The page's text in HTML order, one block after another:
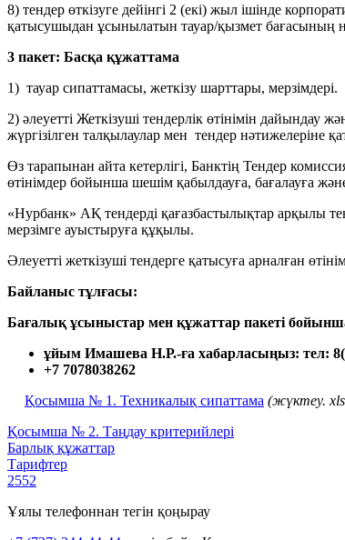
8) тендер өткізуге дейінгі 2 (екі) жыл ішінде
қатысушыдан ұсынылатын тауар/қызмет бағасының
3 пакет: Басқа құжаттама
1) тауар сипаттамасы, жеткізу шарттары, мерзімдері.
2) әлеуетті Жеткізуші тендерлік өтінімін
жүргізілген талқылаулар мен тендер нәтижелеріне
Өз тарапынан айта кетерлігі, Банктің Тендер
өтінімдер бойынша шешім қабылдауға, бағалауға
«Нурбанк» АҚ тендерді қағазбастылықтар арқылы
мерзімге ауыстыруға құқылы.
Әлеуетті жеткізуші тендерге қатысуға арналған
Байланыс тұлғасы:
Бағалық ұсыныстар мен құжаттар пакеті
ұйым Имашева Н.Р.-ға хабарласыңыз: тел:
+7 7078038262
Қосымша № 1. Техникалық сипаттама (жүктеу.
Қосымша № 2. Таңдау критерийлері
Барлық құжаттар
Тарифтер
2552
Ұялы телефоннан тегін қоңырау